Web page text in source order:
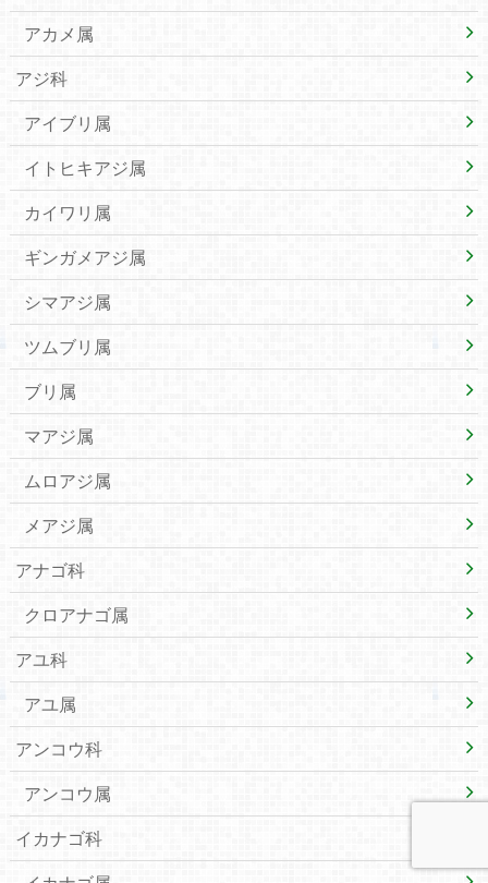
アカメ属
アジ科
アイブリ属
イトヒキアジ属
カイワリ属
ギンガメアジ属
シマアジ属
ツムブリ属
ブリ属
マアジ属
ムロアジ属
メアジ属
アナゴ科
クロアナゴ属
アユ科
アユ属
アンコウ科
アンコウ属
イカナゴ科